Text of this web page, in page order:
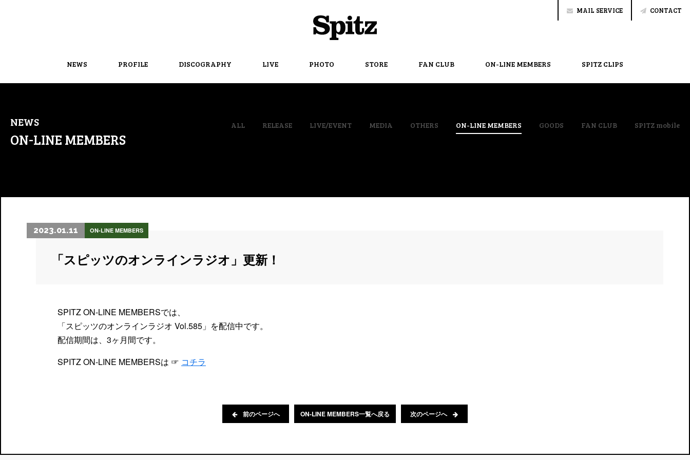
NEWS PROFILE DISCOGRAPHY LIVE PHOTO STORE FAN CLUB ON-LINE MEMBERS SPITZ CLIPS
MAIL SERVICE CONTACT
NEWS
ON-LINE MEMBERS
ALL RELEASE LIVE/EVENT MEDIA OTHERS ON-LINE MEMBERS GOODS FAN CLUB SPITZ mobile
2023.01.11 ON-LINE MEMBERS
「スピッツのオンラインラジオ」更新！
SPITZ ON-LINE MEMBERSでは、
「スピッツのオンラインラジオ Vol.585」を配信中です。
配信期間は、3ヶ月間です。
SPITZ ON-LINE MEMBERSは ☞ コチラ
前のページへ ON-LINE MEMBERS一覧へ戻る 次のページへ